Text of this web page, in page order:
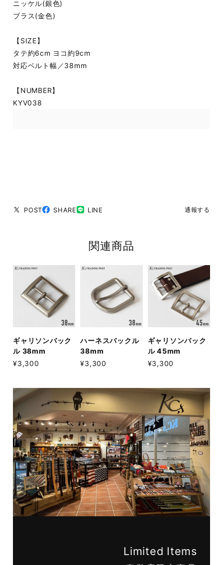
ニッケル(銀色)
ブラス(金色)
【SIZE】
タテ約6cm ヨコ約9cm
対応ベルト幅／38mm
【NUMBER】
KYV038
POST SHARE LINE 通報する
関連商品
ギャリソンバック
ル 38mm
¥3,300
ハーネスバックル
38mm
¥3,300
ギャリソンバック
ル 45mm
¥3,300
Limited Items